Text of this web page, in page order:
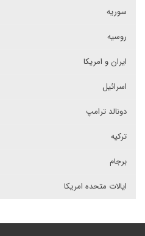
سوریه
روسیه
ایران و امریکا
اسرائیل
دونالد ترامپ
ترکیه
برجام
ایالات متحده امریکا